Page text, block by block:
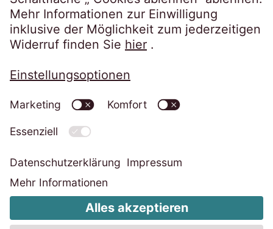
Code of Conduct
Whistleblower System